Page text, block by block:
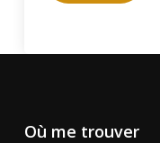
Où me trouver